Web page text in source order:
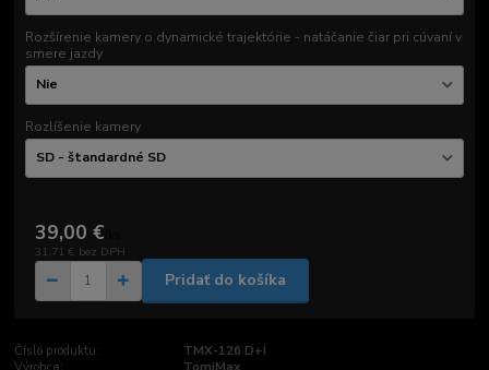
Rozšírenie kamery o dynamické trajektórie - natáčanie čiar pri cúvaní v
smere jazdy
Rozlíšenie kamery
39,00 €
31,71 € bez DPH
Pridať do košíka
Číslo produktu:
TMX-126 D+I